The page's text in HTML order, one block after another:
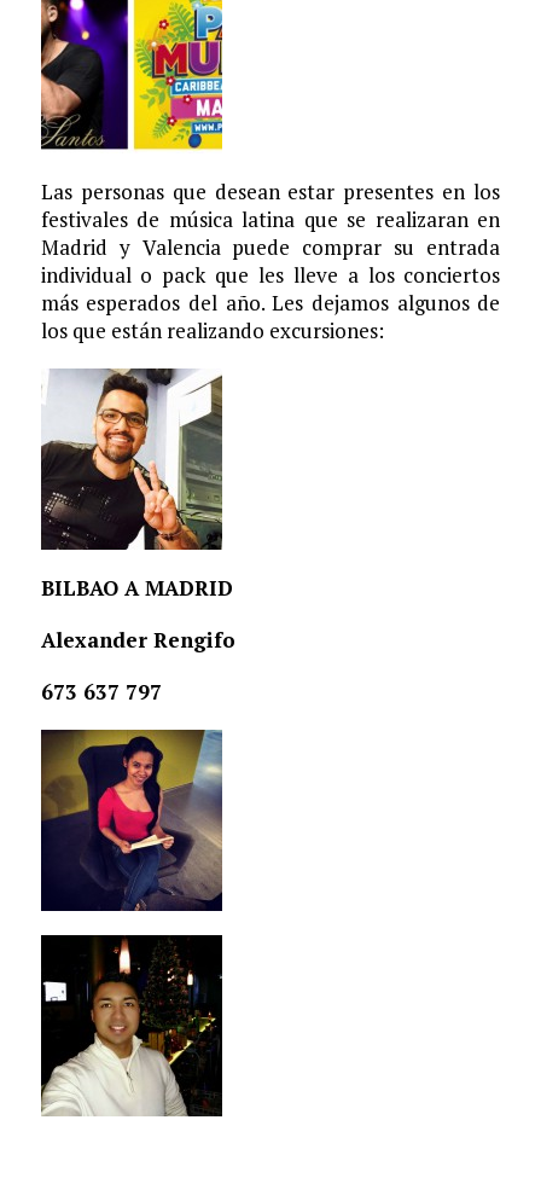
Las personas que desean estar presentes en los
festivales de música latina que se realizaran en
Madrid y Valencia puede comprar su entrada
individual o pack que les lleve a los conciertos
más esperados del año. Les dejamos algunos de
los que están realizando excursiones:
BILBAO A MADRID
Alexander Rengifo
673 637 797